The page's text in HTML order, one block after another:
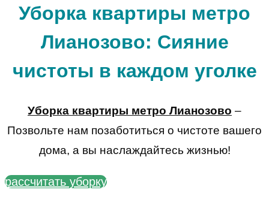
Уборка квартиры метро
Лианозово: Сияние
чистоты в каждом уголке
Уборка квартиры метро Лианозово –
Позвольте нам позаботиться о чистоте вашего
дома, а вы наслаждайтесь жизнью!
рассчитать уборку